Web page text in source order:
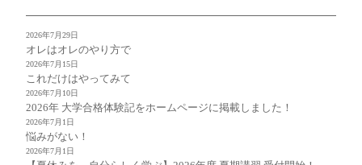
オレはオレのやり方で
2026年7月29日
これだけはやってみて
2026年7月15日
2026年 大学合格体験記をホームページに掲載しました！
2026年7月10日
悩みがない！
2026年7月1日
2026年7月1日